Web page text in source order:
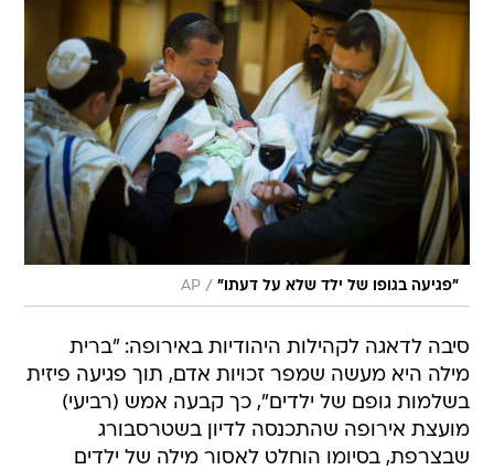
"פגיעה בגופו של ילד שלא על דעתו" /
AP
סיבה לדאגה לקהילות היהודיות באירופה: "ברית
מילה היא מעשה שמפר זכויות אדם, תוך פגיעה פיזית
בשלמות גופם של ילדים", כך קבעה אמש (רביעי)
מועצת אירופה שהתכנסה לדיון בשטרסבורג
שבצרפת, בסיומו הוחלט לאסור מילה של ילדים